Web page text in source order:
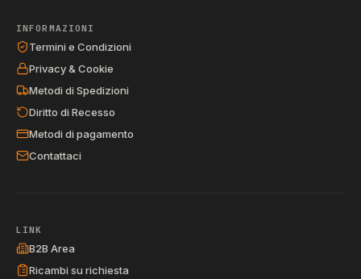
INFORMAZIONI
Termini e Condizioni
Privacy & Cookie
Metodi di Spedizioni
Diritto di Recesso
Metodi di pagamento
Contattaci
LINK
B2B Area
Ricambi su richiesta